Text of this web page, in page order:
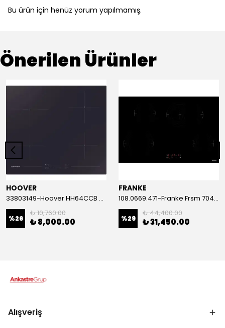
Bu ürün için henüz yorum yapılmamış.
Önerilen Ürünler
HOOVER
33803149-Hoover HH64CCB Siyah Vitroseramik Cam Ocak
%26
₺ 10,760.00
₺ 8,000.00
FRANKE
108.0669.471-Franke Frsm 704 C Tod Bk Elektrikli Ocak
%29
₺ 44,400.00
₺ 31,450.00
Alışveriş